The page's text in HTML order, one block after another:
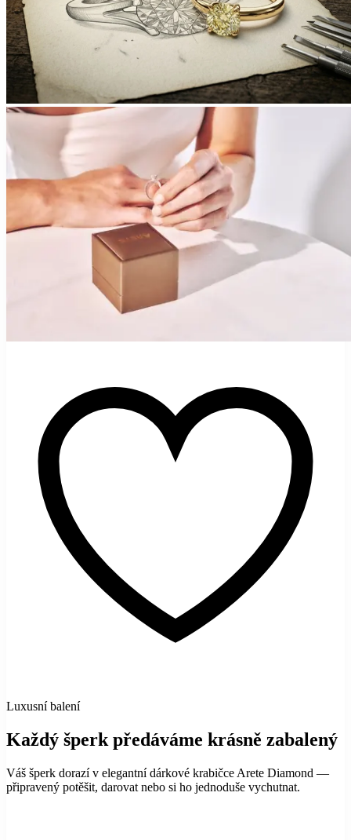
Luxusní balení
Každý šperk předáváme krásně zabalený
Váš šperk dorazí v elegantní dárkové krabičce Arete Diamond —
připravený potěšit, darovat nebo si ho jednoduše vychutnat.